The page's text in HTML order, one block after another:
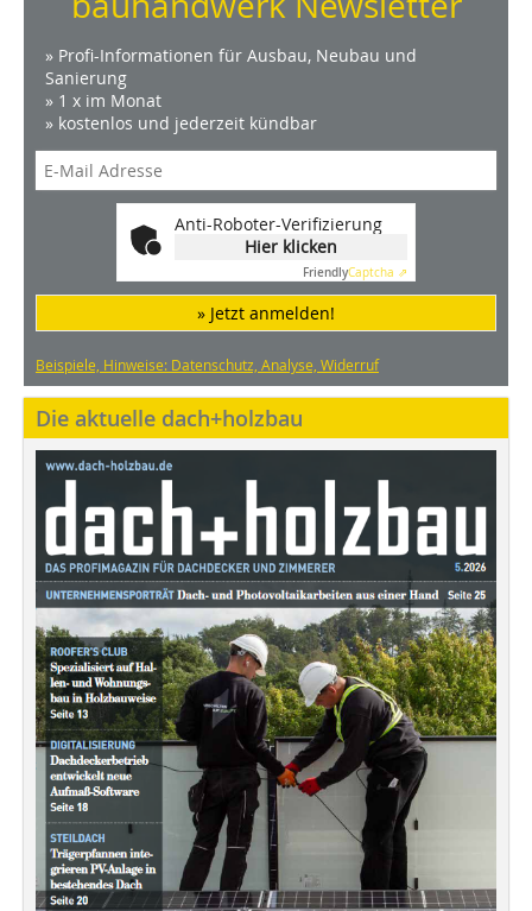
» Profi-Informationen für Ausbau, Neubau und
Sanierung
» 1 x im Monat
» kostenlos und jederzeit kündbar
Anti-Roboter-Verifizierung
Hier klicken
FriendlyCaptcha ⇗
» Jetzt anmelden!
Beispiele, Hinweise: Datenschutz, Analyse, Widerruf
Die aktuelle dach+holzbau